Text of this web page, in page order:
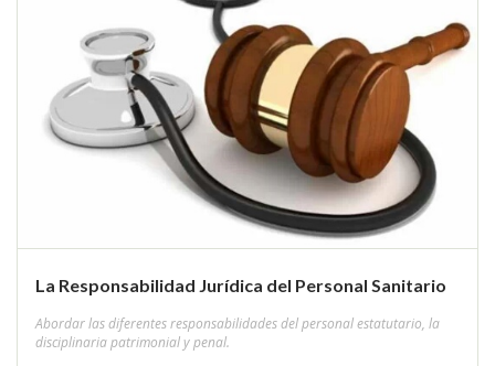
La Responsabilidad Jurídica del Personal Sanitario
Abordar las diferentes responsabilidades del personal estatutario, la
disciplinaria patrimonial y penal.